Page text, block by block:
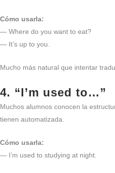
Cómo usarla:
— Where do you want to eat?
— It’s up to you.
Mucho más natural que intentar
4. “I’m used to…”
Muchos alumnos conocen la
tienen automatizada.
Cómo usarla:
— I’m used to studying at night.